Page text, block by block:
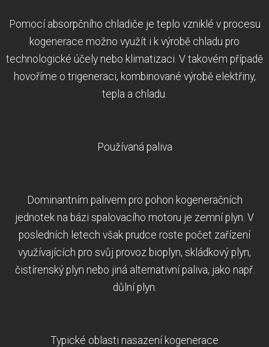
Pomocí absorpčního chladiče je teplo vzniklé v procesu
kogenerace možno využít i k výrobě chladu pro
technologické účely nebo klimatizaci. V takovém případě
hovoříme o trigeneraci, kombinované výrobě elektřiny,
tepla a chladu.
Používaná paliva
Dominantním palivem pro pohon kogeneračních
jednotek na bázi spalovacího motoru je zemní plyn. V
posledních letech však prudce roste počet zařízení
využívajících pro svůj provoz bioplyn, skládkový plyn,
čistírenský plyn nebo jiná alternativní paliva, jako např.
důlní plyn.
Typické oblasti nasazení kogenerace